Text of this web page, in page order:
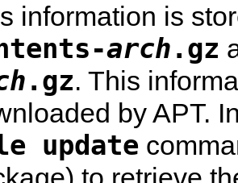
information is
arch .gz
.gz. This
by APT.
update